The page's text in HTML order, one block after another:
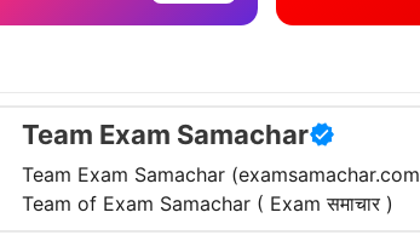
Team Exam Samachar
Team Exam Samachar
Team of Exam Samachar ( Exam समाचार )